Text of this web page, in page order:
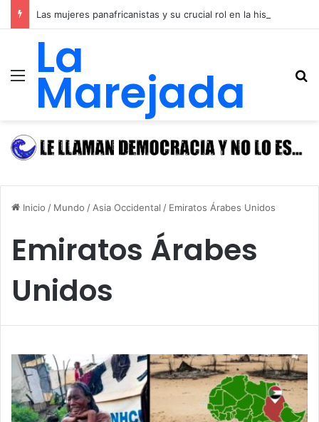
MenúLa
Marejada
Inicio / Mundo / Asia Occidental / Emiratos Árabes Unidos
Emiratos Árabes
Unidos